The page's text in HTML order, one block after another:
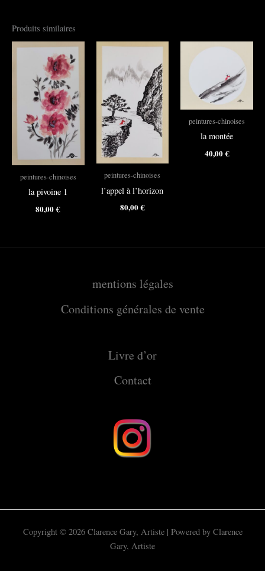
Produits similaires
peintures-chinoises
la pivoine 1
80,00€
peintures-chinoises
l’appel à l’horizon
80,00€
peintures-chinoises
la montée
40,00€
mentions légales
Conditions générales de vente
Livre d’or
Contact
Copyright © 2026 Clarence Gary, Artiste | Powered by Clarence
Gary, Artiste